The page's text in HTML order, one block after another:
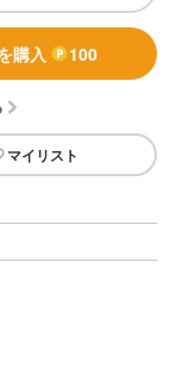
購入 100
マイリスト